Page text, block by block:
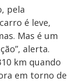
pela
é leve,
Mas é um
alerta.
km quando
em torno de